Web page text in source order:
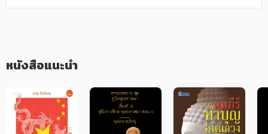
ครอบครัว
วรรณกรรม
การเกษตร ชีววิทยา
หนังสือแนะนำ